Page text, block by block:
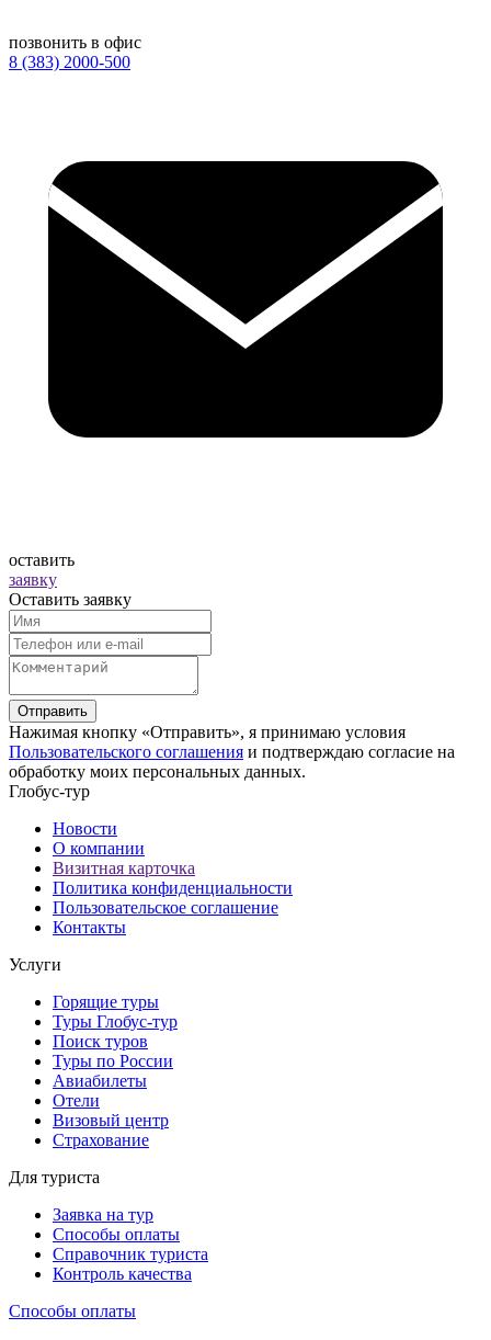
позвонить в офис
8 (383) 2000-500
оставить
заявку
Оставить заявку
Отправить
Нажимая кнопку «Отправить», я принимаю условия
Пользовательского соглашения и подтверждаю согласие на
обработку моих персональных данных.
Глобус-тур
Новости
О компании
Визитная карточка
Политика конфиденциальности
Пользовательское соглашение
Контакты
Услуги
Горящие туры
Туры Глобус-тур
Поиск туров
Туры по России
Авиабилеты
Отели
Визовый центр
Страхование
Для туриста
Заявка на тур
Способы оплаты
Справочник туриста
Контроль качества
Способы оплаты